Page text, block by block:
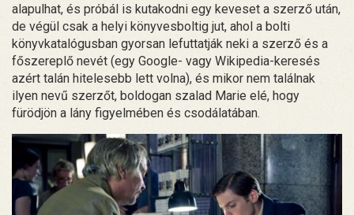
alapulhat, és próbál is kutakodni egy keveset a szerző után,
de végül csak a helyi könyvesboltig jut, ahol a bolti
könyvkatalógusban gyorsan lefuttatják neki a szerző és a
főszereplő nevét (egy Google- vagy Wikipedia-keresés
azért talán hitelesebb lett volna), és mikor nem találnak
ilyen nevű szerzőt, boldogan szalad Marie elé, hogy
fürödjön a lány figyelmében és csodálatában.